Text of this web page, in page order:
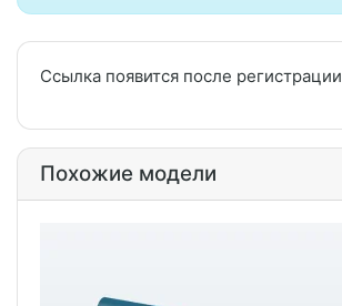
Ссылка появится после регистрации
Похожие модели